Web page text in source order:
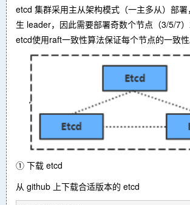
etcd 集群采用主从架构模式（一主多从）部
生 leader，因此需要部署奇数个节点（3/5/7）
etcd使用raft一致性算法保证每个节点的一致性
① 下载 etcd
从 github 上下载合适版本的 etcd